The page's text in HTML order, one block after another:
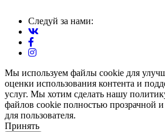
Следуй за нами:
Мы используем файлы cookie для
оценки использования контента и
услуг. Мы хотим сделать нашу
файлов cookie полностью прозрачной
для пользователя.
Принять